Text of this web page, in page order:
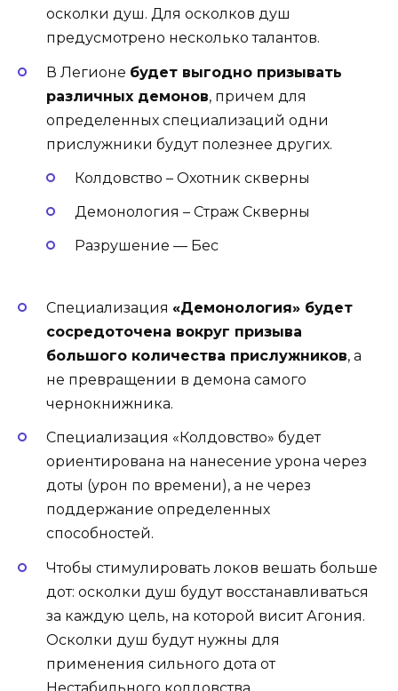
осколки душ. Для осколков душ
предусмотрено несколько талантов.
В Легионе будет выгодно призывать
различных демонов, причем для
определенных специализаций одни
прислужники будут полезнее других.
Колдовство – Охотник скверны
Демонология – Страж Скверны
Разрушение — Бес
Специализация «Демонология» будет
сосредоточена вокруг призыва
большого количества прислужников, а
не превращении в демона самого
чернокнижника.
Специализация «Колдовство» будет
ориентирована на нанесение урона через
доты (урон по времени), а не через
поддержание определенных
способностей.
Чтобы стимулировать локов вешать больше
дот: осколки душ будут восстанавливаться
за каждую цель, на которой висит Агония.
Осколки душ будут нужны для
применения сильного дота от
Нестабильного колдовства.